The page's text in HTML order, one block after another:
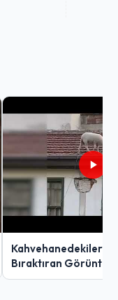
Kahvehanedekiler
Bıraktıran Görüntü!